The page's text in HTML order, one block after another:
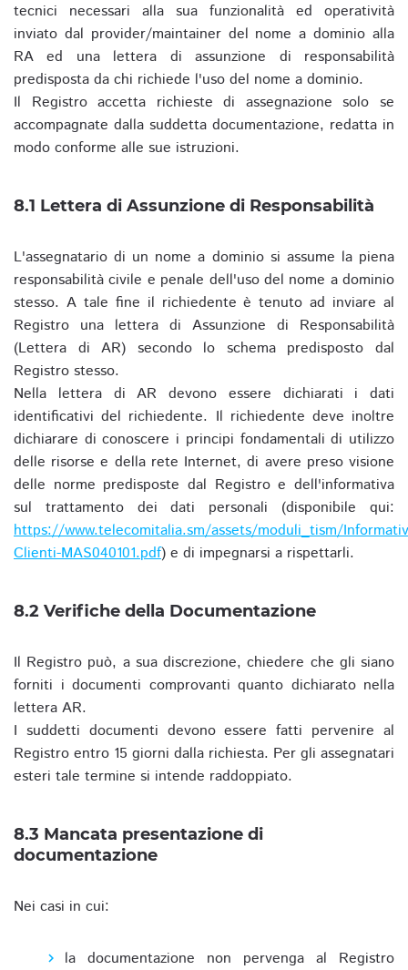
tecnici necessari alla sua funzionalità ed operatività
inviato dal provider/maintainer del nome a dominio alla
RA ed una lettera di assunzione di responsabilità
predisposta da chi richiede l'uso del nome a dominio.
Il Registro accetta richieste di assegnazione solo se
accompagnate dalla suddetta documentazione, redatta in
modo conforme alle sue istruzioni.
8.1 Lettera di Assunzione di Responsabilità
L'assegnatario di un nome a dominio si assume la piena
responsabilità civile e penale dell'uso del nome a dominio
stesso. A tale fine il richiedente è tenuto ad inviare al
Registro una lettera di Assunzione di Responsabilità
(Lettera di AR) secondo lo schema predisposto dal
Registro stesso.
Nella lettera di AR devono essere dichiarati i dati
identificativi del richiedente. Il richiedente deve inoltre
dichiarare di conoscere i principi fondamentali di utilizzo
delle risorse e della rete Internet, di avere preso visione
delle norme predisposte dal Registro e dell'informativa
sul trattamento dei dati personali (disponibile qui:
https://www.telecomitalia.sm/assets/moduli_tism/
Clienti-MAS040101.pdf) e di impegnarsi a rispettarli.
8.2 Verifiche della Documentazione
Il Registro può, a sua discrezione, chiedere che gli siano
forniti i documenti comprovanti quanto dichiarato nella
lettera AR.
I suddetti documenti devono essere fatti pervenire al
Registro entro 15 giorni dalla richiesta. Per gli assegnatari
esteri tale termine si intende raddoppiato.
8.3 Mancata presentazione di
documentazione
Nei casi in cui:
la documentazione non pervenga al Registro